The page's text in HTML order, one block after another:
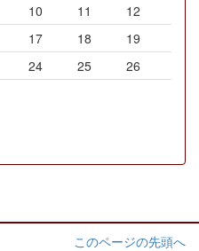
10 11
12
17 18
19
24 25
26
このページの先頭へ